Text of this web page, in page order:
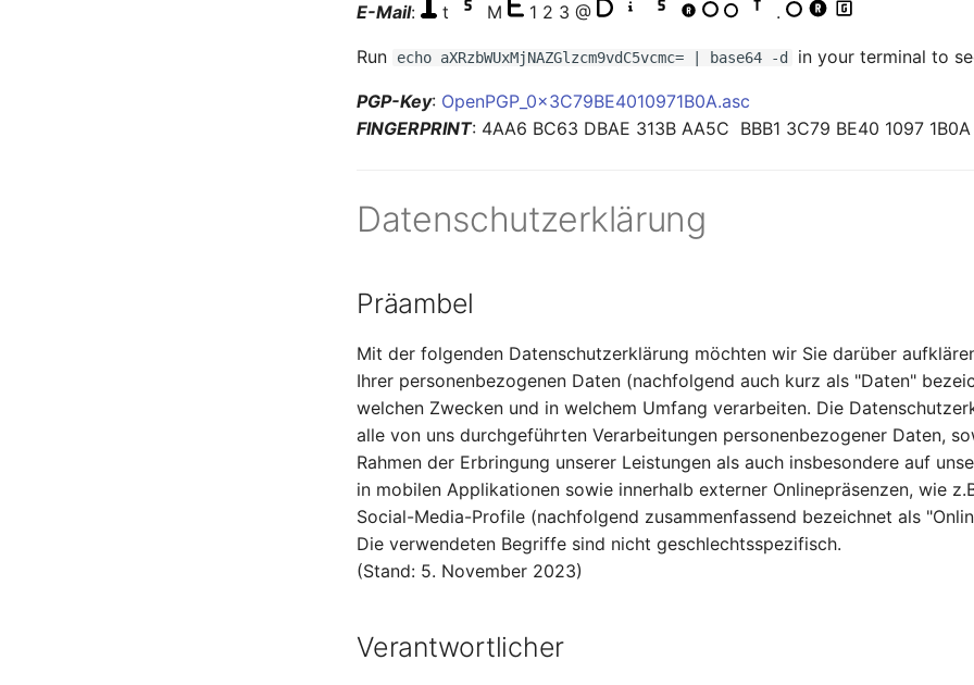
E-Mail: t M 1 2 3 @ .
Run echo aXRzbWUxMjNAZGlzcm9vdC5vcmc= | base64 -d in your terminal to
PGP-Key: OpenPGP_0x3C79BE4010971B0A.asc
FINGERPRINT: 4AA6 BC63 DBAE 313B AA5C BBB1 3C79 BE40 1097 1B0A
Datenschutzerklärung
Präambel
Mit der folgenden Datenschutzerklärung möchten wir Sie darüber
Ihrer personenbezogenen Daten (nachfolgend auch kurz als "Daten"
welchen Zwecken und in welchem Umfang verarbeiten. Die
alle von uns durchgeführten Verarbeitungen personenbezogener Daten,
Rahmen der Erbringung unserer Leistungen als auch insbesondere auf
in mobilen Applikationen sowie innerhalb externer Onlinepräsenzen, wie
Social-Media-Profile (nachfolgend zusammenfassend bezeichnet als
Die verwendeten Begriffe sind nicht geschlechtsspezifisch.
(Stand: 5. November 2023)
Verantwortlicher